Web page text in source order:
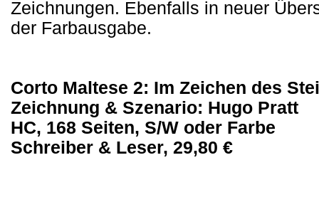
Zeichnungen. Ebenfalls in neuer
der Farbausgabe.
Corto Maltese 2: Im Zeichen des
Zeichnung & Szenario: Hugo Pratt
HC, 168 Seiten, S/W oder Farbe
Schreiber & Leser, 29,80 €